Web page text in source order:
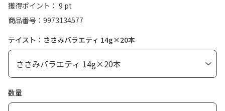
獲得ポイント： 9 pt
商品番号
9973134577
テイスト：ささみバラエティ 14g×20本
数量